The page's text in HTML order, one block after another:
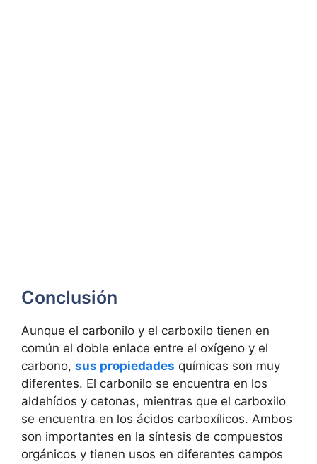
Conclusión
Aunque el carbonilo y el carboxilo tienen en
común el doble enlace entre el oxígeno y el
carbono, sus propiedades químicas son muy
diferentes. El carbonilo se encuentra en los
aldehídos y cetonas, mientras que el carboxilo
se encuentra en los ácidos carboxílicos. Ambos
son importantes en la síntesis de compuestos
orgánicos y tienen usos en diferentes campos